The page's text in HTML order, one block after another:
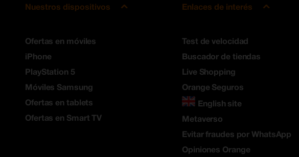
Nuestros dispositivos
Ofertas en móviles
iPhone
PlayStation 5
Móviles Samsung
Ofertas en tablets
Ofertas en Smart TV
Enlaces de interés
Test de velocidad
Buscador de tiendas
Live Shopping
Orange Seguros
English site
Metaverso
Evitar fraudes por WhatsApp
Opiniones Orange